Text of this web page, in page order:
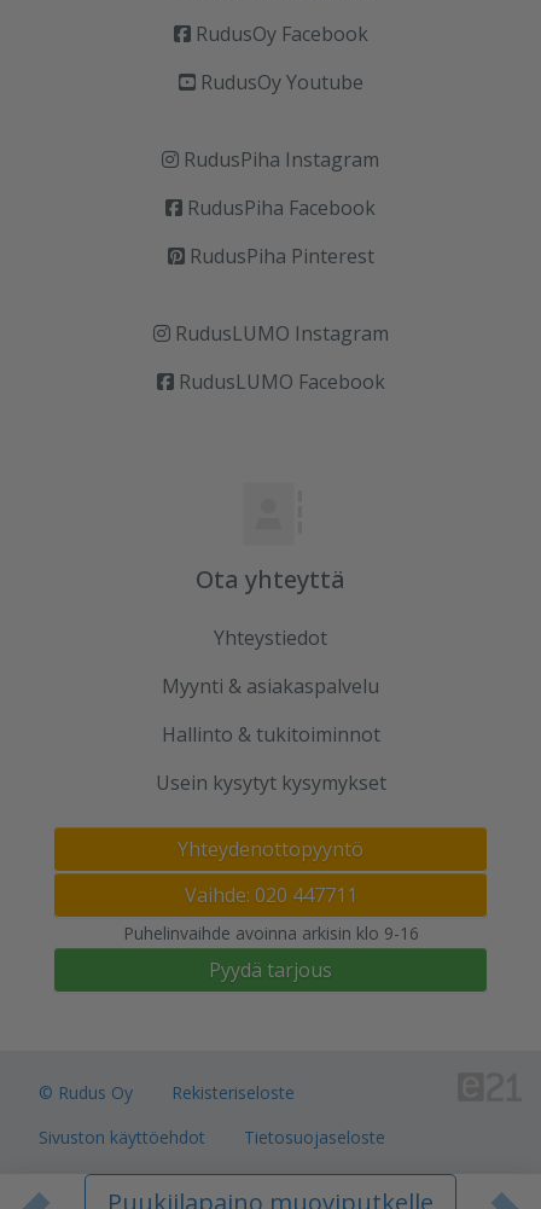
Puukiilapaino muoviputkelle
RudusOy Facebook
RudusOy Youtube
RudusPiha Instagram
RudusPiha Facebook
RudusPiha Pinterest
RudusLUMO Instagram
RudusLUMO Facebook
Ota yhteyttä
Yhteystiedot
Myynti & asiakaspalvelu
Hallinto & tukitoiminnot
Usein kysytyt kysymykset
Yhteydenottopyyntö
Vaihde: 020 447711
Puhelinvaihde avoinna arkisin klo 9-16
Pyydä tarjous
© Rudus Oy
Rekisteriseloste
Sivuston käyttöehdot
Tietosuojaseloste
Verkkokauppojen toimitusalueet